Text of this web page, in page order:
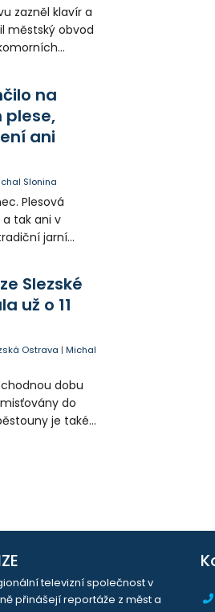
zazněl klavír a
městský obvod
na
ani
Slonina
Plesová
tak ani v
jarní
Slezské
už o 11
Ostrava |Michal
dobu
do
je také
televizní společnost v
přinášejí reportáže z měst a